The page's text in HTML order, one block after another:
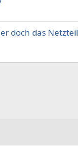
doch das Netzteil